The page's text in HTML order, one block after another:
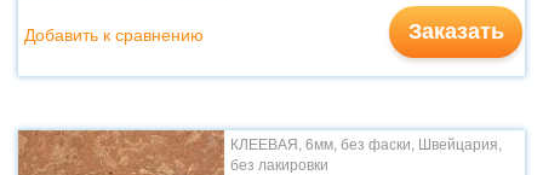
Заказать
Добавить к сравнению
КЛЕЕВАЯ, 6мм, без фаски, Швейцария,
без лакировки